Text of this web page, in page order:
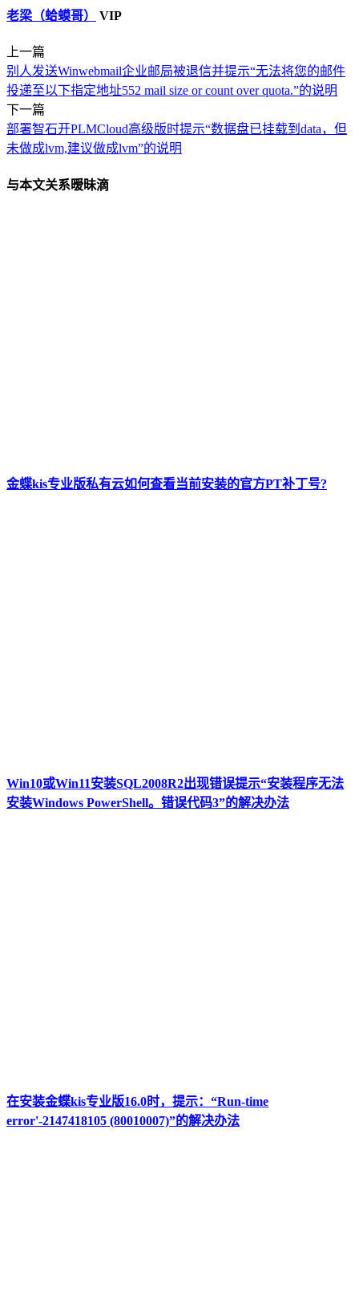
老梁（蛤蟆哥） VIP
上一篇
别人发送Winwebmail企业邮局被退信并提示“无法将您的邮件
投递至以下指定地址552 mail size or count over quota.”的说明
下一篇
部署智石开PLMCloud高级版时提示“数据盘已挂载到data，但
未做成lvm,建议做成lvm”的说明
与本文关系暧昧滴
金蝶kis专业版私有云如何查看当前安装的官方PT补丁号?
Win10或Win11安装SQL2008R2出现错误提示“安装程序无法
安装Windows PowerShell。错误代码3”的解决办法
在安装金蝶kis专业版16.0时，提示：“Run-time
error'-2147418105 (80010007)”的解决办法